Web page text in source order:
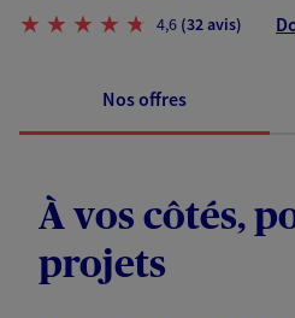
4,6 (32 avis)
Nos offres
À vos côtés,
projets